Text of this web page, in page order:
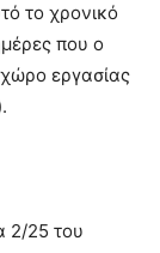
το χρονικό
που ο
εργασίας
2/25 του